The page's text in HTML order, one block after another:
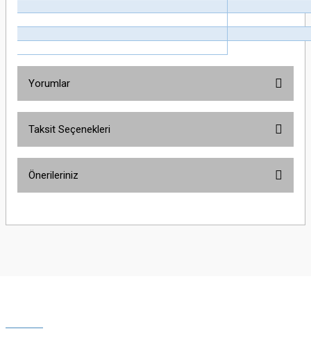
Yorumlar
Taksit Seçenekleri
Önerileriniz
yetersiz gördüğünüz noktaları öneri formunu kullanarak tarafımıza